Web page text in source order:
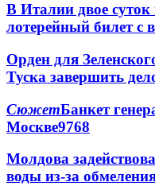
В Италии двое
лотерейный билет
Орден для
Туска завершить
СюжетБанкет
Москве9768
Молдова
воды из-за